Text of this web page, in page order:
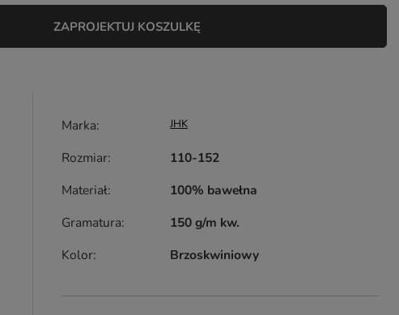
ZAPROJEKTUJ KOSZULKĘ
Marka JHK
Rozmiar
110-152
Materiał
100% bawełna
Gramatura
150 g/m kw.
Kolor
Brzoskwiniowy